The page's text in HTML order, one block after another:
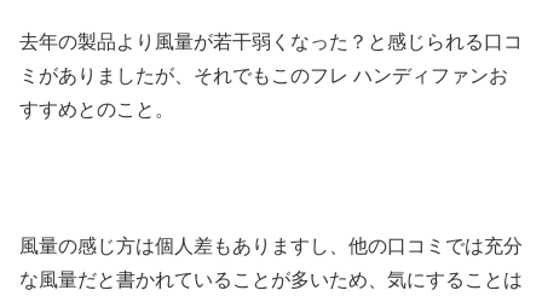
去年の製品より風量が若干弱くなった？と感じられる口コ
ミがありましたが、それでもこのフレ ハンディファンお
すすめとのこと。
風量の感じ方は個人差もありますし、他の口コミでは充分
な風量だと書かれていることが多いため、気にすることは